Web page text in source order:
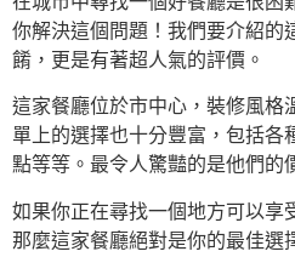
你解決這個問題！我們要介紹的
餚，更是有著超人氣的評價。
這家餐廳位於市中心，裝修風格
單上的選擇也十分豐富，包括各
點等等。最令人驚豔的是他們的
如果你正在尋找一個地方可以享
那麼這家餐廳絕對是你的最佳選